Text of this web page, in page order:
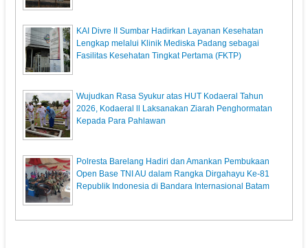
KAI Divre II Sumbar Hadirkan Layanan Kesehatan
Lengkap melalui Klinik Mediska Padang sebagai
Fasilitas Kesehatan Tingkat Pertama (FKTP)
Wujudkan Rasa Syukur atas HUT Kodaeral Tahun
2026, Kodaeral ll Laksanakan Ziarah Penghormatan
Kepada Para Pahlawan
Polresta Barelang Hadiri dan Amankan Pembukaan
Open Base TNI AU dalam Rangka Dirgahayu Ke-81
Republik Indonesia di Bandara Internasional Batam